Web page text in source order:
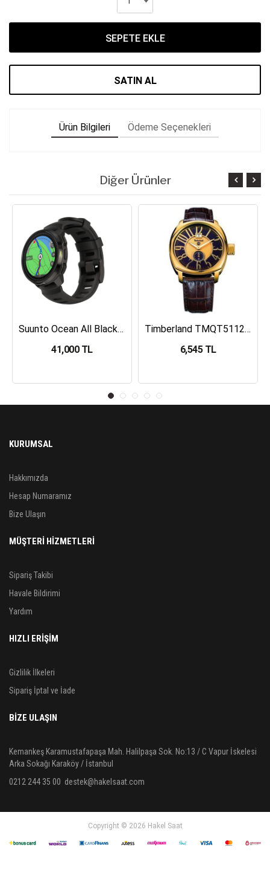
SEPETE EKLE
SATIN AL
Ürün Bilgileri Ödeme Seçenekleri
Diğer Ürünler
Suunto Ocean All Black Dalış Bilgisayarı SS050982000
41,000 TL
Timberland TMQT5112401 Erkek Kol Saati
6,545 TL
KURUMSAL
Hakkımızda
Hesap Numaramız
Bize Ulaşın
MÜŞTERİ HİZMETLERİ
Sipariş Takibi
Havale Bildirimi
Yardım
HIZLI ERİŞİM
Gizlilik İlkeleri
Sipariş İptal ve İade
BIZE ULAŞIN
Kemankeş Karamustafapaşa Mah. Halilpaşa Sok. No:13 / C Vapur İskelesi
Arka Sokağı Karaköy / İstanbul
0212 244 35 00 destek@hakelsaat.com
Copyright © 2026 Hakel Saat